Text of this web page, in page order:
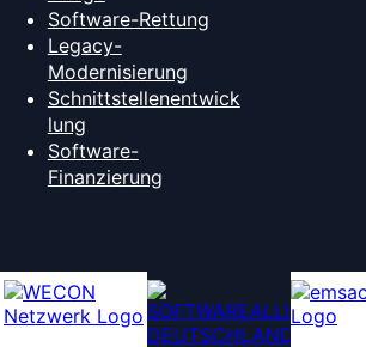
Software-Rettung
Legacy-
Modernisierung
Schnittstellenentwick
lung
Software-
Finanzierung